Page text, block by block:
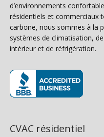
d’environnements
résidentiels et commerciaux
carbone, nous sommes à la
systèmes de climatisation,
intérieur et de réfrigération.
CVAC résidentiel